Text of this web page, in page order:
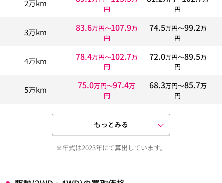
2万km
円
円
3万km 83.6万円〜107.9万
円
74.5万円〜99.2万
円
4万km 78.4万円〜102.7万
円
72.0万円〜89.5万
円
5万km 75.0万円〜97.4万
円
68.3万円〜85.7万
円
もっとみる
※年式は2023年にて算出しています。